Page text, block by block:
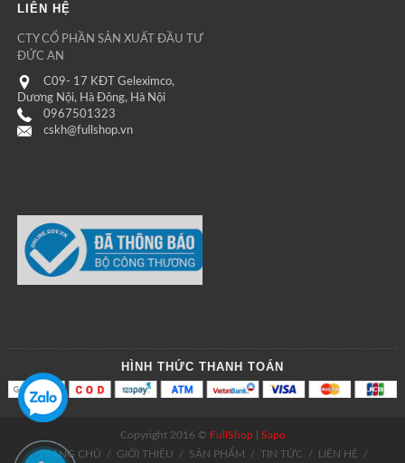
LIÊN HỆ
CTY CỔ PHẦN SẢN XUẤT ĐẦU TƯ
ĐỨC AN
C09- 17 KĐT Geleximco,
Dương Nội, Hà Đông, Hà Nội
0967501323
cskh@fullshop.vn
HÌNH THỨC THANH TOÁN
Copyright 2016 © FullShop| Sapo
TRANG CHỦ
/ GIỚI THIỆU / SẢN PHẨM / TIN TỨC / LIÊN HỆ /